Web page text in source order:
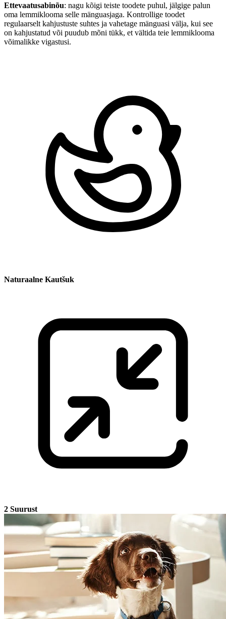
Ettevaatusabinõu: nagu kõigi teiste toodete puhul, jälgige palun
oma lemmiklooma selle mänguasjaga. Kontrollige toodet
regulaarselt kahjustuste suhtes ja vahetage mänguasi välja, kui see
on kahjustatud või puudub mõni tükk, et vältida teie lemmiklooma
võimalikke vigastusi.
Naturaalne Kautšuk
2 Suurust